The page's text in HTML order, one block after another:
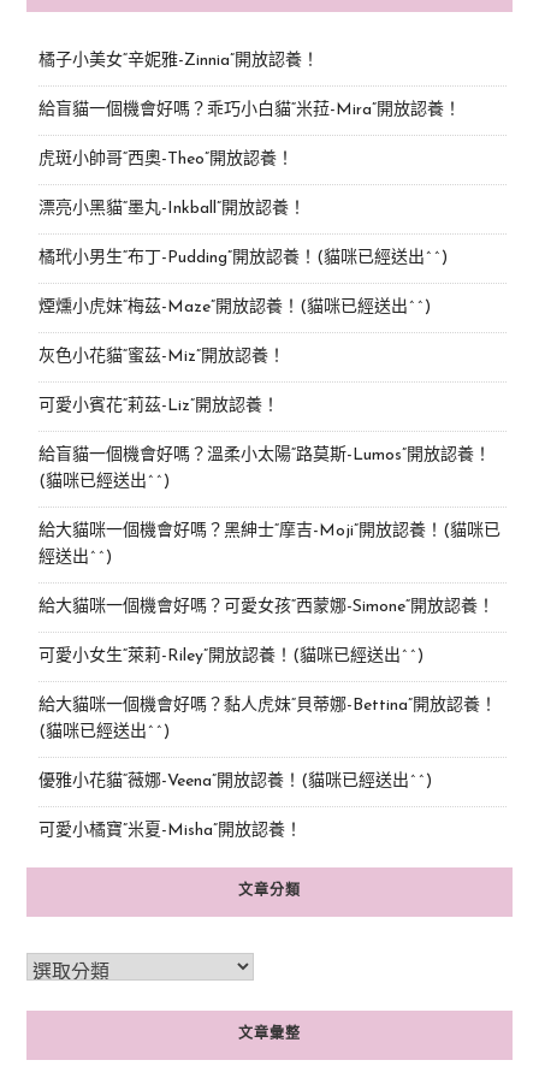
橘子小美女“辛妮雅-Zinnia”開放認養！
給盲貓一個機會好嗎？乖巧小白貓“米菈-Mira”開放認養！
虎斑小帥哥“西奧-Theo”開放認養！
漂亮小黑貓“墨丸-Inkball”開放認養！
橘玳小男生“布丁-Pudding”開放認養！(貓咪已經送出^^)
煙燻小虎妹“梅茲-Maze”開放認養！(貓咪已經送出^^)
灰色小花貓“蜜茲-Miz”開放認養！
可愛小賓花“莉茲-Liz”開放認養！
給盲貓一個機會好嗎？溫柔小太陽“路莫斯-Lumos”開放認養！
(貓咪已經送出^^)
給大貓咪一個機會好嗎？黑紳士“摩吉-Moji”開放認養！(貓咪已
經送出^^)
給大貓咪一個機會好嗎？可愛女孩“西蒙娜-Simone“開放認養！
可愛小女生“萊莉-Riley”開放認養！(貓咪已經送出^^)
給大貓咪一個機會好嗎？黏人虎妹“貝蒂娜-Bettina”開放認養！
(貓咪已經送出^^)
優雅小花貓“薇娜-Veena”開放認養！(貓咪已經送出^^)
可愛小橘寶”米夏-Misha”開放認養！
文章分類
文章彙整